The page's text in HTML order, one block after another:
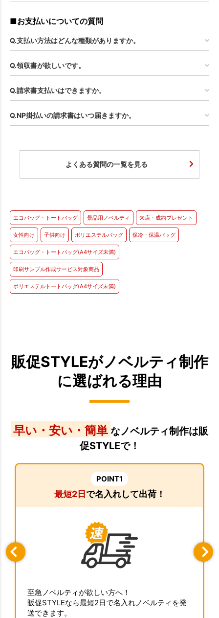
■お支払いについての質問
Q.支払い方法はどんな種類がありますか。
Q.領収書が欲しいです。
Q.請求書支払いはできますか。
Q.NP掛払いの請求書はいつ届きますか。
よくある質問の一覧を見る
エコバッグ・トートバッグ 景品用ノベルティ 来店・成約プレゼント
女性向け 子供向け ポリエステルバッグ 保冷・保温バッグ
エコバッグ・トートバッグ(A4サイズ未満)
印刷サンプル作成サービス対象商品
ポリエステルトートバッグ(A4サイズ未満)
販促STYLEがノベルティ制作
に選ばれる理由
早い・安い・簡単 なノベルティ制作は販
促STYLEで！
POINT1
最短2日で名入れして出荷！
至急ノベルティが欲しい方へ！
販促STYLEなら最短2日で名入れノベルティを発
送できます。